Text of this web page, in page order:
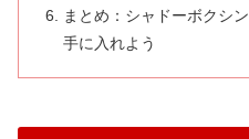
まとめ：シャドーボクシ
手に入れよう